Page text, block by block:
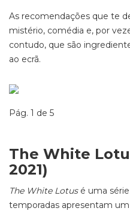
As recomendações que te
mistério, comédia e, por
contudo, que são
ao ecrã.
Pág. 1 de 5
The White
2021)
The White Lotusé uma
temporadas apresentam